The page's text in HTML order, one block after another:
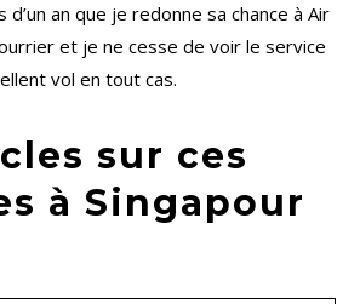
d’un an que je redonne sa chance à Air
et je ne cesse de voir le service
vol en tout cas.
sur ces
à Singapour